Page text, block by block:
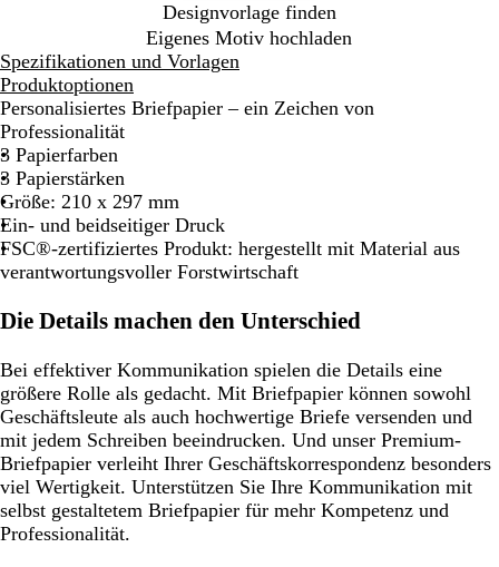
Designvorlage finden
Eigenes Motiv hochladen
Spezifikationen und Vorlagen
Produktoptionen
Personalisiertes Briefpapier – ein Zeichen von
Professionalität
3 Papierfarben
3 Papierstärken
Größe: 210 x 297 mm
Ein- und beidseitiger Druck
FSC®-zertifiziertes Produkt: hergestellt mit Material aus
verantwortungsvoller Forstwirtschaft
Die Details machen den Unterschied
Bei effektiver Kommunikation spielen die Details eine
größere Rolle als gedacht. Mit Briefpapier können sowohl
Geschäftsleute als auch hochwertige Briefe versenden und
mit jedem Schreiben beeindrucken. Und unser Premium-
Briefpapier verleiht Ihrer Geschäftskorrespondenz besonders
viel Wertigkeit. Unterstützen Sie Ihre Kommunikation mit
selbst gestaltetem Briefpapier für mehr Kompetenz und
Professionalität.